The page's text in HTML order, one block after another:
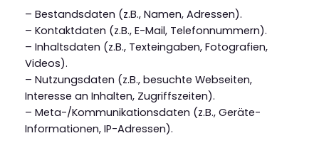
– Bestandsdaten (z.B., Namen, Adressen).
– Kontaktdaten (z.B., E-Mail, Telefonnummern).
– Inhaltsdaten (z.B., Texteingaben, Fotografien,
Videos).
– Nutzungsdaten (z.B., besuchte Webseiten,
Interesse an Inhalten, Zugriffszeiten).
– Meta-/Kommunikationsdaten (z.B., Geräte-
Informationen, IP-Adressen).